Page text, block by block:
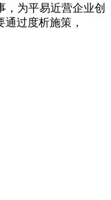
为平易近营企业创
过度析施策，